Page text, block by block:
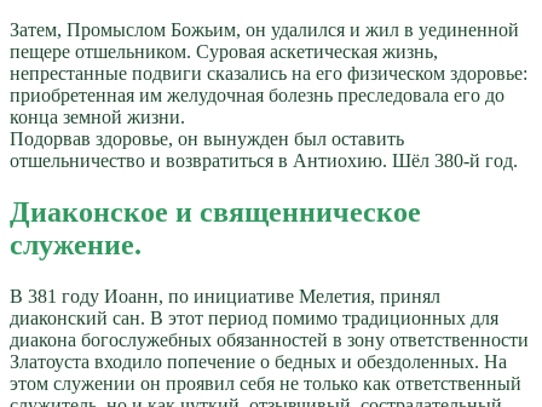
Затем, Промыслом Божьим, он удалился и жил в уединенной
пещере отшельником. Суровая аскетическая жизнь,
непрестанные подвиги сказались на его физическом здоровье:
приобретенная им желудочная болезнь преследовала его до
конца земной жизни.
Подорвав здоровье, он вынужден был оставить
отшельничество и возвратиться в Антиохию. Шёл 380-й год.
Диаконское и священническое
служение.
В 381 году Иоанн, по инициативе Мелетия, принял
диаконский сан. В этот период помимо традиционных для
диакона богослужебных обязанностей в зону ответственности
Златоуста входило попечение о бедных и обездоленных. На
этом служении он проявил себя не только как ответственный